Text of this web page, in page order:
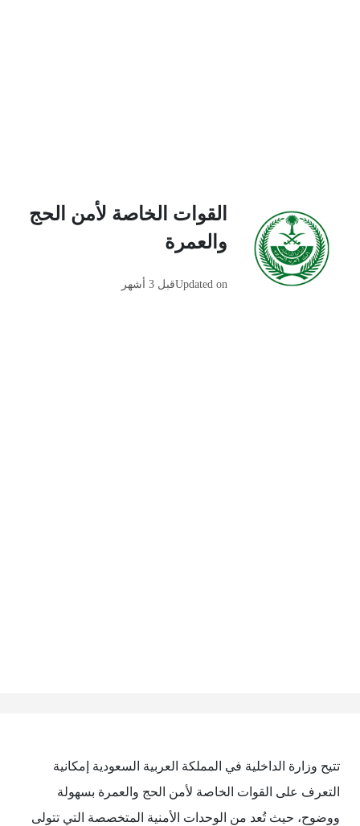
القوات الخاصة لأمن الحج
والعمرة
Updated onقبل 3 أشهر
تتيح وزارة الداخلية في المملكة العربية السعودية إمكانية
التعرف على القوات الخاصة لأمن الحج والعمرة بسهولة
ووضوح، حيث تُعد من الوحدات الأمنية المتخصصة التي تتولى